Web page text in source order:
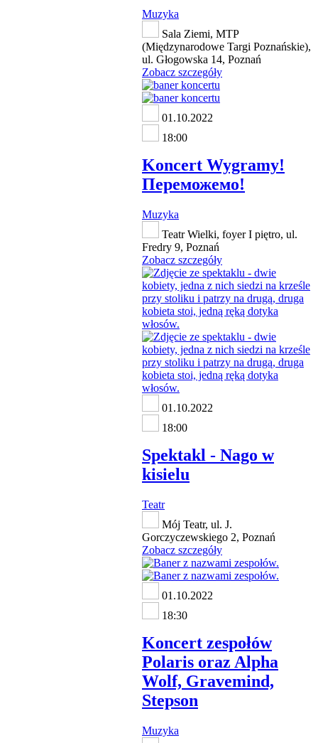
Muzyka
Sala Ziemi, MTP
(Międzynarodowe Targi Poznańskie),
ul. Głogowska 14, Poznań
Zobacz szczegóły
01.10.2022
18:00
Koncert Wygramy!
Переможемо!
Muzyka
Teatr Wielki, foyer I piętro, ul.
Fredry 9, Poznań
Zobacz szczegóły
01.10.2022
18:00
Spektakl - Nago w
kisielu
Teatr
Mój Teatr, ul. J.
Gorczyczewskiego 2, Poznań
Zobacz szczegóły
01.10.2022
18:30
Koncert zespołów
Polaris oraz Alpha
Wolf, Gravemind,
Stepson
Muzyka